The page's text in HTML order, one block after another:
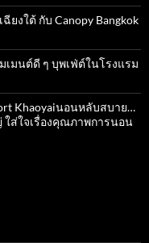
ยงใต้ กับ Canopy Bangkok
มนต์ดี ๆ บุพเฟ่ต์ในโรงแรม
Khaoyaiนอนหลับสบาย…
ส่ใจเรื่องคุณภาพการนอน